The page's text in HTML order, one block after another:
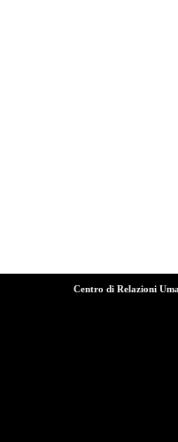
Centro di Relazioni